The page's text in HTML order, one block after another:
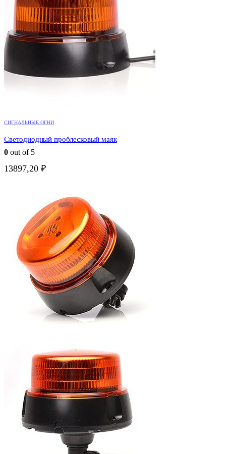
СИГНАЛЬНЫЕ ОГНИ
Светодиодный проблесковый маяк
0 out of 5
13897,20 ₽